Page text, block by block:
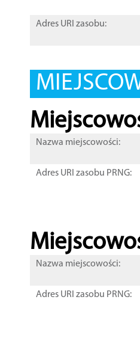
Adres URI zasobu:
Nazwa miejscowości:
Adres URI zasobu PRNG:
Nazwa miejscowości:
Adres URI zasobu PRNG: